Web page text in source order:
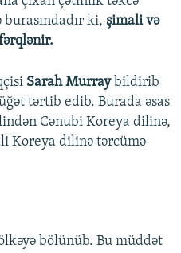
ki, şimali və
Sarah Murraybildirib
tərtib edib. Burada əsas
Cənubi Koreya dilinə,
Koreya dilinə tərcümə
bölünüb. Bu müddət